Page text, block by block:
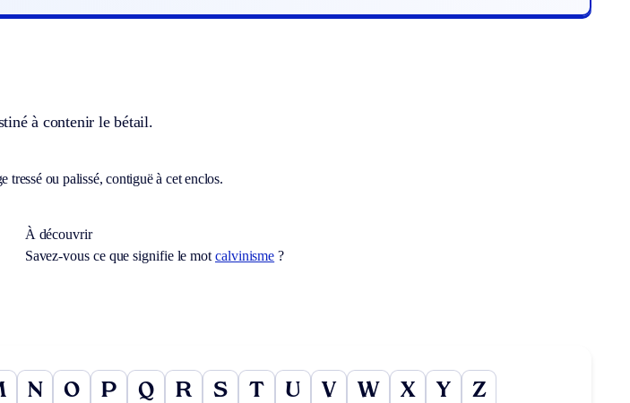
à contenir le bétail.
ou palissé, contiguë à cet enclos.
À découvrir
Savez-vous ce que signifie le mot calvinisme ?
N O P Q R S T U V W X Y Z